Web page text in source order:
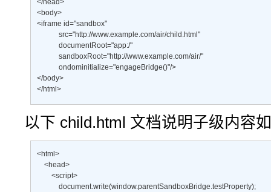
</head>
<body>
<iframe id="sandbox"
            src="http://www.example.com/air/child.html"
            documentRoot="app:/"
            sandboxRoot="http://www.example.com/air/"
            ondominitialize="engageBridge()"/>
</body>
</html>
以下 child.html 文档说明子级内容
<html>
    <head>
        <script>
            document.write(window.parentSandboxBridge.testProperty);